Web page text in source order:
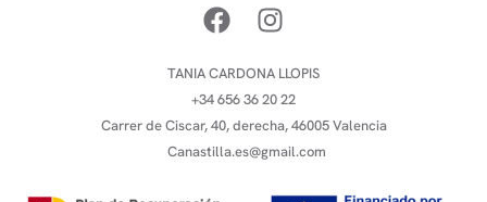
TANIA CARDONA LLOPIS
+34 656 36 20 22
Carrer de Ciscar, 40, derecha, 46005 Valencia
Canastilla.es@gmail.com